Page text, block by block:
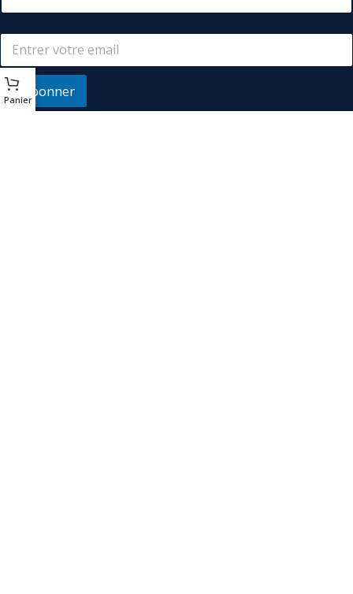
S'abonner
Panier